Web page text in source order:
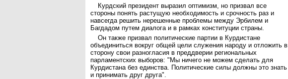
Курдский президент выразил оптимизм, но призвал все
стороны понять растущую необходимость и срочность раз и
навсегда решить нерешенные проблемы между Эрбилем и
Багдадом путем диалога и в рамках конституции страны.
Он также призвал политические партии в Курдистане
объединиться вокруг общей цели служения народу и отложить в
сторону свои разногласия в преддверии региональных
парламентских выборов: "Мы ничего не можем сделать для
Курдистана без единства. Политические силы должны это знать
и принимать друг друга".